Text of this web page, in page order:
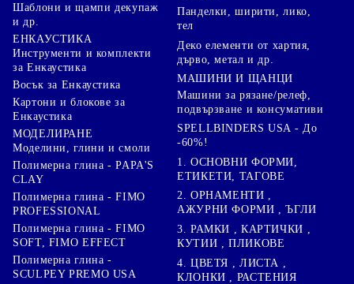
Шаблони и щампи декупаж
и др.
ЕНКАУСТИКА
Инструменти и комплекти
за Енкаустика
Восък за Енкаустика
Картони и блокове за
Енкаустика
МОДЕЛИРАНЕ
Моделини, глини и смоли
Полимерна глина - PAPA'S
CLAY
Полимерна глина - FIMO
PROFESSIONAL
Полимерна глина - FIMO
SOFT, FIMO EFFECT
Полимерна глина -
SCULPEY PREMO USA
Панделки, ширити, лико,
тел
Деко елементи от хартия,
дърво, метал и др.
МАШИНИ И ЩАНЦИ
Машини за рязане/релеф,
подвързване и консумативи
SPELLBINDERS USA - До
-60%!
1. ОСНОВНИ ФОРМИ,
ЕТИКЕТИ, ТАГОВЕ
2. ОРНАМЕНТИ ,
АЖУРНИ ФОРМИ , ЪГЛИ
3. РАМКИ , КАРТИЧКИ ,
КУТИИ , ПЛИКОВЕ
4. ЦВЕТЯ , ЛИСТА ,
КЛОНКИ , РАСТЕНИЯ